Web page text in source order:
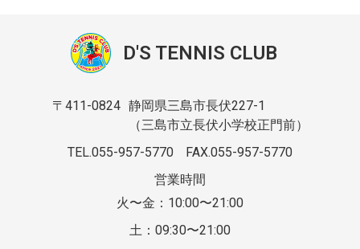
D'S TENNIS CLUB
〒411-0824 静岡県三島市長伏227-1
（三島市立長伏小学校正門前）
TEL.055-957-5770
FAX.055-957-5770
営業時間
火〜金：10:00〜21:00
土：09:30〜21:00